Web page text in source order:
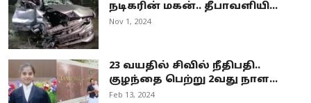
நடிகரின் மகன்.. தீபாவளியி...
Nov 1, 2024
23 வயதில் சிவில் நீதிபதி..
குழந்தை பெற்று 2வது நாள...
Feb 13, 2024